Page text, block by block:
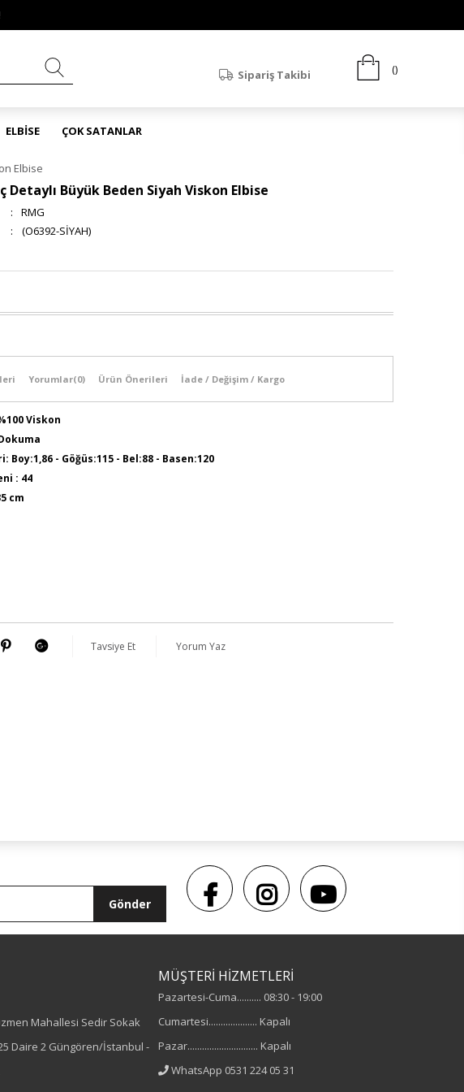
Sipariş Takibi
ELBİSE ÇOK SATANLAR
Elbise
Detaylı Büyük Beden Siyah Viskon Elbise
:
RMG
(O6392-SİYAH)
Yorumlar(0) Ürün Önerileri İade / Değişim / Kargo
Viskon
Boy:1,86 - Göğüs:115 - Bel:88 - Basen:120
: 44
cm
Tavsiye Et Yorum Yaz
Gönder
Mahallesi Sedir Sokak
Daire 2 Güngören/İstanbul -
MÜŞTERİ HİZMETLERİ
Pazartesi-Cuma.......... 08:30 - 19:00
Cumartesi.................... Kapalı
Pazar............................. Kapalı
WhatsApp 0531 224 05 31